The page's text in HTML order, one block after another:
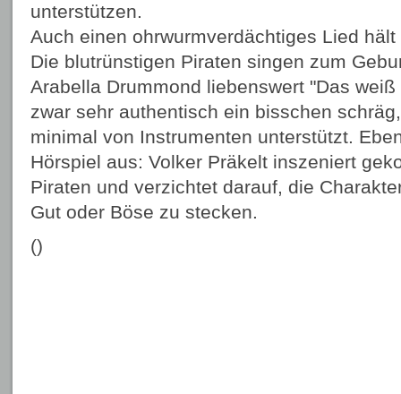
unterstützen.
Auch einen ohrwurmverdächtiges Lied
Die blutrünstigen Piraten singen zum
Arabella Drummond liebenswert "Das
zwar sehr authentisch ein bisschen
minimal von Instrumenten unterstützt.
Hörspiel aus: Volker Präkelt inszeniert
Piraten und verzichtet darauf, die
Gut oder Böse zu stecken.
()